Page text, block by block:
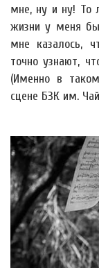
мне, ну и ну! То
жизни у меня
мне казалось,
точно узнают,
(Именно в
сцене БЗК им.